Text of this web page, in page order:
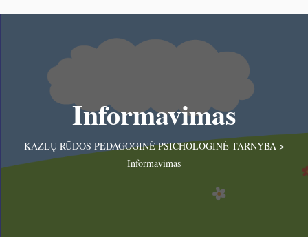
Informavimas
KAZLŲ RŪDOS PEDAGOGINĖ PSICHOLOGINĖ TARNYBA>
Informavimas